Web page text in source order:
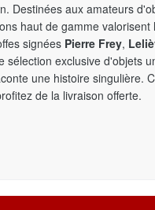
Destinées aux amateurs
haut de gamme valorisent
signées Pierre Frey,
sélection exclusive d'objets
une histoire singulière.
de la livraison offerte.